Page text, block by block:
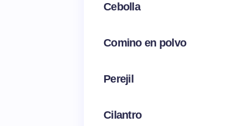
Cebolla
Comino en polvo
Perejil
Cilantro